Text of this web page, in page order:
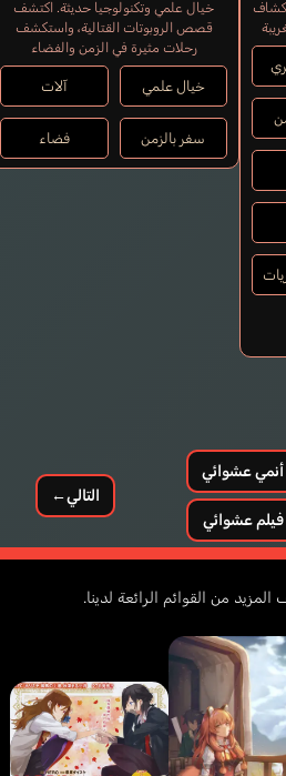
خيال علمي وتكنولوجيا حديثة. اكتشف
قصص الروبوتات القتالية، واستكشف
رحلات مثيرة في الزمن والفضاء
خيال علمي آلات
سفر بالزمن فضاء
أنمي عشوائي
فيلم عشوائي
التالي←
من القوائم الرائعة لدينا.